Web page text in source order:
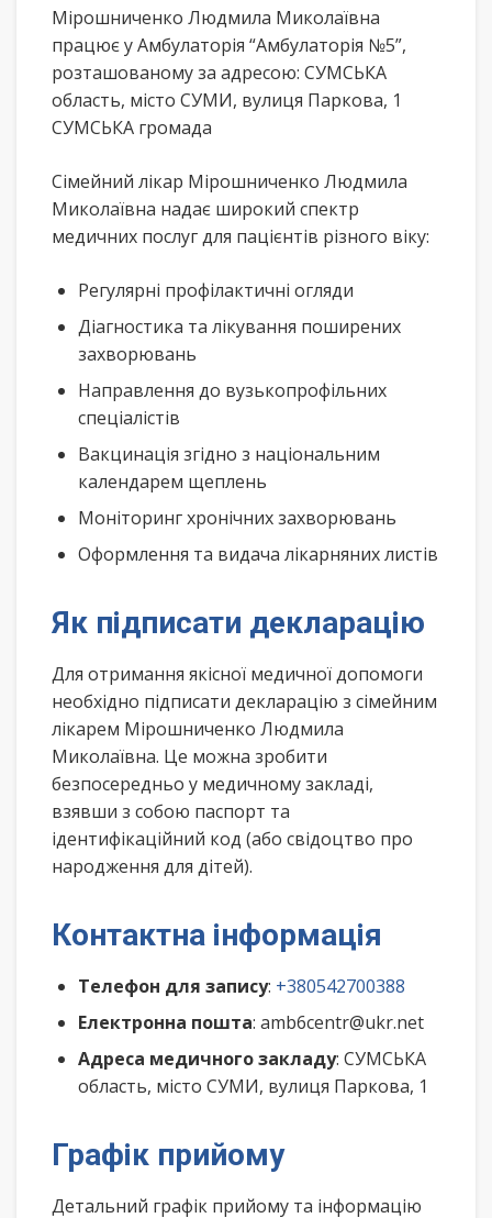
Мірошниченко Людмила Миколаївна
працює у Амбулаторія “Амбулаторія №5”,
розташованому за адресою: СУМСЬКА
область, місто СУМИ, вулиця Паркова, 1
СУМСЬКА громада
Сімейний лікар Мірошниченко Людмила
Миколаївна надає широкий спектр
медичних послуг для пацієнтів різного віку:
Регулярні профілактичні огляди
Діагностика та лікування поширених
захворювань
Направлення до вузькопрофільних
спеціалістів
Вакцинація згідно з національним
календарем щеплень
Моніторинг хронічних захворювань
Оформлення та видача лікарняних листів
Як підписати декларацію
Для отримання якісної медичної допомоги
необхідно підписати декларацію з сімейним
лікарем Мірошниченко Людмила
Миколаївна. Це можна зробити
безпосередньо у медичному закладі,
взявши з собою паспорт та
ідентифікаційний код (або свідоцтво про
народження для дітей).
Контактна інформація
Телефон для запису: +380542700388
Електронна пошта: amb6centr@ukr.net
Адреса медичного закладу: СУМСЬКА
область, місто СУМИ, вулиця Паркова, 1
Графік прийому
Детальний графік прийому та інформацію